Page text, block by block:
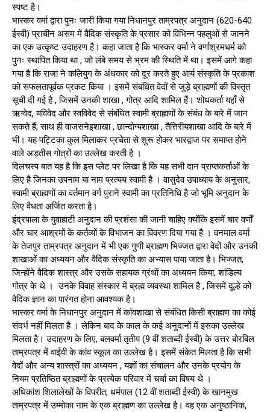
स्पष्ट है।
भास्कर वर्मा द्वारा पुनः जारी किया गया निधानपुर ताम्रपत्र अनुदान (620-640
ईस्वी) प्राचीन असम में वैदिक संस्कृति के प्रसार को विभिन्न पहलुओं से जानने
का एक उत्कृष्ट उदाहरण है। कहा जाता है कि भास्कर वर्मा ने वर्णाश्रमधर्म को
पुनः स्थापित किया था , जो लंबे समय से भ्रम की स्थिति में था। इसमें आगे कहा
गया है कि राजा ने कलियुग के अंधकार को दूर करते हुए आर्य संस्कृति के प्रकाश
को सफलतापूर्वक प्रकट किया । इसमें संबंधित वेदों से जुड़े ब्राह्मणों की विस्तृत
सूची दी गई है , जिसमें उनकी शाखा , गोत्र आदि शामिल हैं। शोधकर्ता यहाँ से
ऋग्वेद, यविवेद और स्वविवेद से संबंधित स्वामी ब्राह्मणों के संबंध के बारे में जान
सकते हैं, साथ ही वाजसनेइशाखा , छान्दोग्यशाखा , तैत्तिरीयशाखा आदि के बारे में
भी। यह पट्टिका कुल मिलाकर प्रचेता से शुरू होकर भारद्वाज पर समाप्त होने
वाले अड़तीस गोत्रों का उल्लेख करती है ।
दिलचस्प बात यह है कि इस प्लेट पर लिखा है कि यह सभी दान प्राप्तकर्ताओं के
लिए है जिनका उपनाम या नाम प्रत्यय स्वामी है । वासुदेव उपाध्याय के अनुसार,
स्वामी ब्राह्मणों का वर्तमान वर्ग पुराने स्वामी का प्रतिनिधि है जो भूमि अनुदान के
लिए वैधता अर्जित करता है।
इंद्रपाला के गुवाहाटी अनुदान की प्रशंसा की जानी चाहिए क्योंकि इसमें चार वर्णों
और चार आश्रमों के कर्तव्यों के विभाजन का विवरण दिया गया है । वनमाल वर्मा
के तेजपुर ताम्रपत्र अनुदान में भी एक गुणी ब्राह्मण भिज्जत द्वारा वेदों और उनकी
शाखाओं का अध्ययन और वैदिक संस्कृति का अभ्यास पाया जाता है। भिज्जत,
जिन्होंने वैदिक शास्त्र और उसके सहायक ग्रंथों का अध्ययन किया, शांडिल्य
गोत्र के थे । उनके विवाह संस्कार में ब्रह्म व्यवस्था शामिल है , जिसमें दूल्हे को
वैदिक ज्ञान का पारंगत होना आवश्यक है।
भास्कर वर्मा के निधानपुर अनुदान में कांवशाखा से संबंधित किसी ब्राह्मण का कोई
संदर्भ नहीं मिलता है । लेकिन बाद के काल के कई अनुदानों में इसका उल्लेख
मिलता है। उदाहरण के लिए, बलवर्मा तृतीय (9 वीं शताब्दी ईस्वी) के उत्तर बोरबिल
ताम्रपत्र में वाईवी के कांव स्कूल का उल्लेख है। इसमें संकेत मिलता है कि सभी
वेदों और अन्य शास्त्रों का अध्ययन , यज्ञों का संचालन और उनके प्रयोग के
नियम प्रतिष्ठित ब्राह्मणों के प्रत्येक परिवार में चर्चा का विषय थे ।
अधिकांश शिलालेखों के विपरीत, धर्मपाल (12 वीं शताब्दी ईस्वी) के खानमुख
ताम्रपत्र में उम्मोका नाम के एक ब्राह्मण का उल्लेख है। वह एक अनुष्ठानिक,